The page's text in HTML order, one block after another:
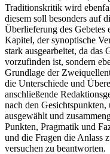
Traditionskritik wird
diesem soll besonders auf
Überlieferung des Gebetes
Kapitel, der synoptische
stark ausgearbeitet, da das
vorzufinden ist, sondern
Grundlage der
die Unterschiede und
anschließende
nach den
ausgewählt und
Punkten, Pragmatik und
und die Fragen die Anlass
versuchen zu beantworten.